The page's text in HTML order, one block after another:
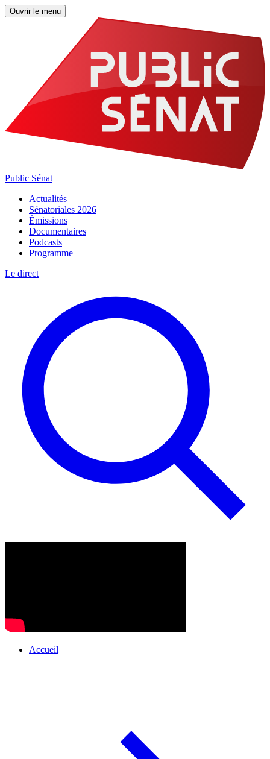
Ouvrir le menu
Public Sénat
Actualités
Sénatoriales 2026
Émissions
Documentaires
Podcasts
Programme
Le direct
Accueil